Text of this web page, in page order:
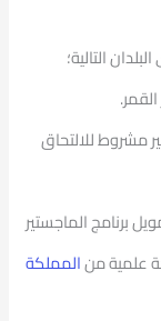
التالية؛
مشروط للالتحاق
برنامج الماجستير
علمية منالمملكة